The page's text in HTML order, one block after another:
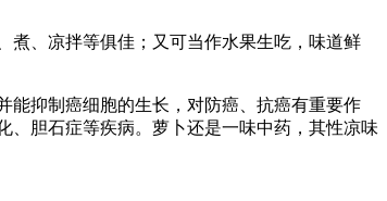
、凉拌等俱佳；又可当作水果生吃，味道鲜
抑制癌细胞的生长，对防癌、抗癌有重要作
、胆石症等疾病。萝卜还是一味中药，其性凉味